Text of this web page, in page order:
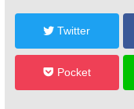
Twitter
Pocket